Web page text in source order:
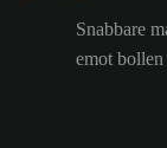
Snabbare
emot bollen